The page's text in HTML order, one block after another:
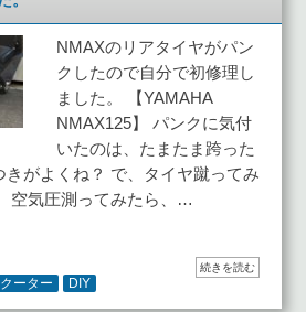
NMAXのリアタイヤがパン
クしたので自分で初修理し
ました。 【YAMAHA
NMAX125】 パンクに気付
いたのは、たまたま跨った
きがよくね？ で、タイヤ蹴ってみ
空気圧測ってみたら、…
ーター DIY
続きを読む